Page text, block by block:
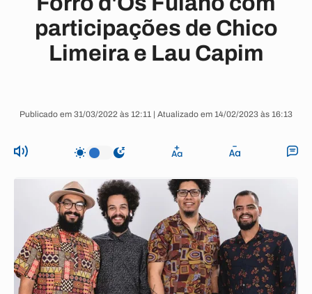
participações de Chico
Limeira e Lau Capim
Publicado em 31/03/2022 às 12:11 | Atualizado em 14/02/2023 às 16:13